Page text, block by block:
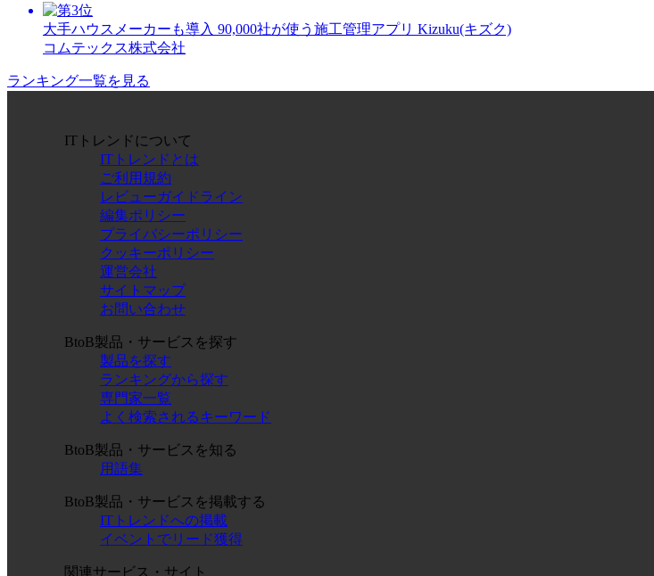
大手ハウスメーカーも導入 90,000社が使う施工管理アプリ Kizuku(キズク)
コムテックス株式会社
ランキング一覧を見る
ITトレンドについて
ITトレンドとは
ご利用規約
レビューガイドライン
編集ポリシー
プライバシーポリシー
クッキーポリシー
運営会社
サイトマップ
お問い合わせ
BtoB製品・サービスを探す
製品を探す
ランキングから探す
専門家一覧
よく検索されるキーワード
BtoB製品・サービスを知る
用語集
BtoB製品・サービスを掲載する
ITトレンドへの掲載
イベントでリード獲得
関連サービス・サイト